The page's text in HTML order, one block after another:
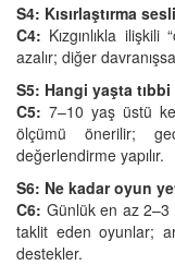
S4: Kısırlaştırma
C4: Kızgınlıkla ilişkili
azalır; diğer
S5: Hangi yaşta
C5: 7–10 yaş üstü
ölçümü önerilir;
değerlendirme yapılır.
S6: Ne kadar oyun
C6: Günlük en az
taklit eden oyunlar;
destekler.